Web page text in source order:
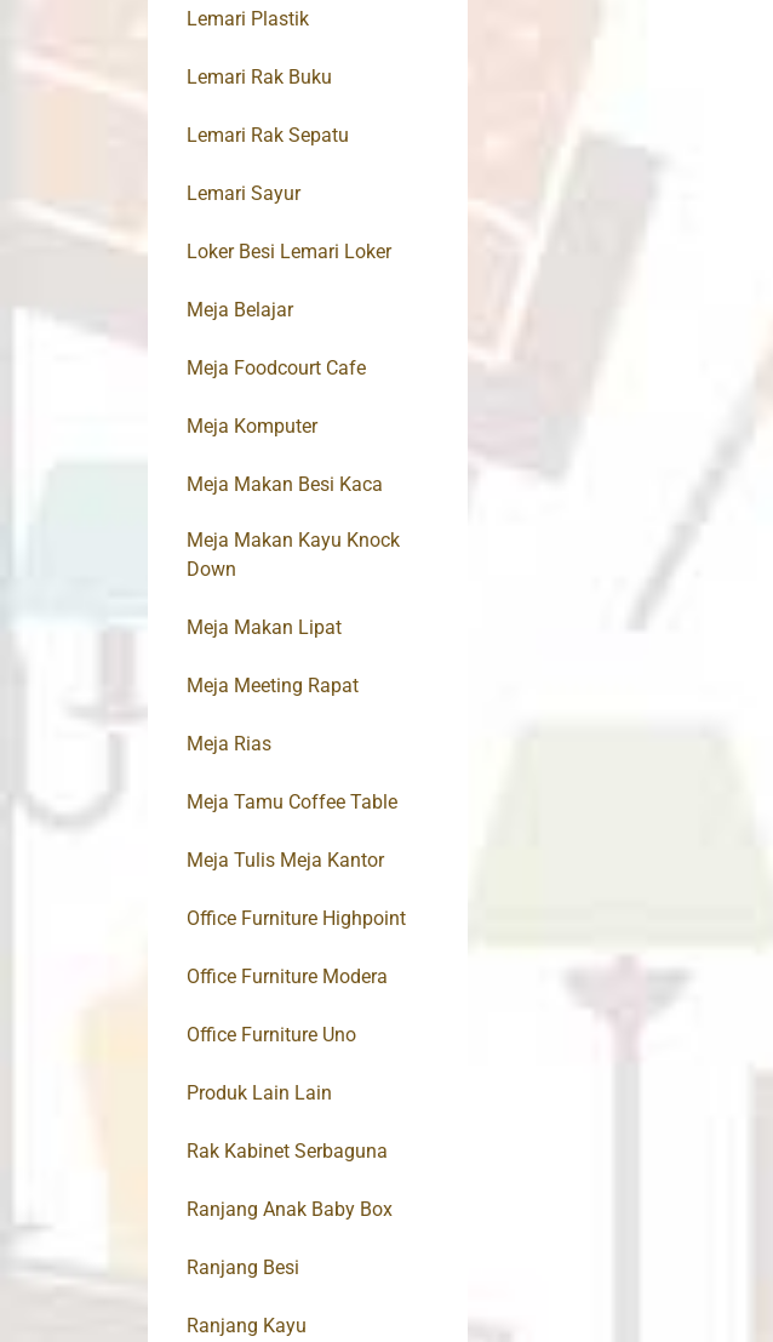
Lemari Plastik
Lemari Rak Buku
Lemari Rak Sepatu
Lemari Sayur
Loker Besi Lemari Loker
Meja Belajar
Meja Foodcourt Cafe
Meja Komputer
Meja Makan Besi Kaca
Meja Makan Kayu Knock
Down
Meja Makan Lipat
Meja Meeting Rapat
Meja Rias
Meja Tamu Coffee Table
Meja Tulis Meja Kantor
Office Furniture Highpoint
Office Furniture Modera
Office Furniture Uno
Produk Lain Lain
Rak Kabinet Serbaguna
Ranjang Anak Baby Box
Ranjang Besi
Ranjang Kayu